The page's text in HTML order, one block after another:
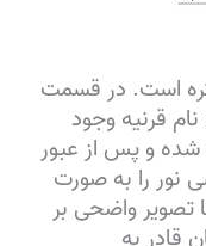
است. در قسمت
قرنیه وجود
شده و پس از عبور
را به صورت
تصویر واضحی بر